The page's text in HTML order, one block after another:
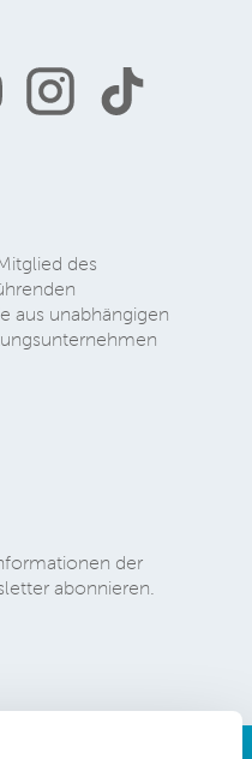
des
aus unabhängigen
der
abonnieren.